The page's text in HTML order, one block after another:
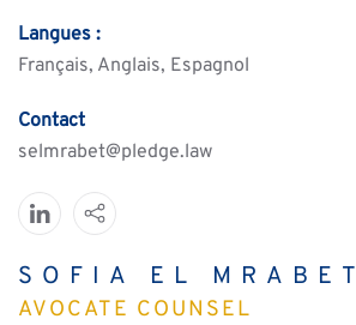
Langues :
Français, Anglais, Espagnol
Contact
selmrabet
pledge.law
SOFIA EL MRABET
AVOCATE COUNSEL